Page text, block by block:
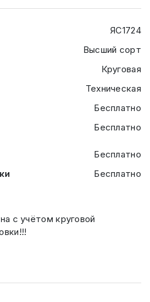
ЯС1724
Высший сорт
Круговая
Техническая
Бесплатно
Бесплатно
Бесплатно
Бесплатно
с учётом круговой